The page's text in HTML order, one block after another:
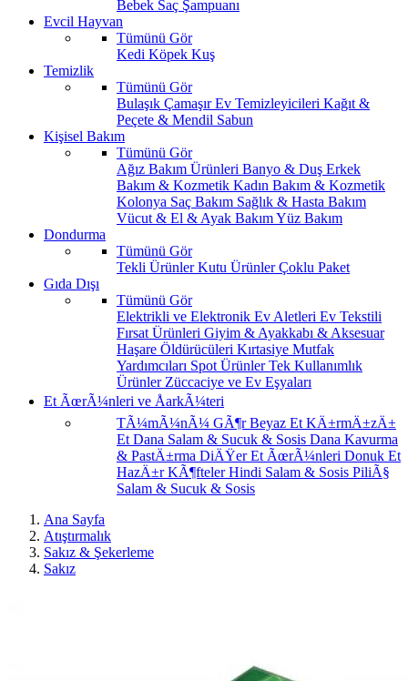
Bebek Saç Şampuanı
Evcil Hayvan
Tümünü Gör
Kedi Köpek Kuş
Temizlik
Tümünü Gör
Bulaşık ÇamaşırEv Temizleyicileri Kağıt &
Peçete & Mendil Sabun
Kişisel Bakım
Tümünü Gör
Ağız Bakım Ürünleri Banyo & Duş Erkek
Bakım & Kozmetik Kadın Bakım & Kozmetik
Kolonya Saç Bakım Sağlık & Hasta Bakım
Vücut & El & Ayak BakımYüz Bakım
Dondurma
Tümünü Gör
Tekli ÜrünlerKutu ÜrünlerÇoklu Paket
Gıda Dışı
Tümünü Gör
Elektrikli ve Elektronik Ev Aletleri Ev Tekstili
Fırsat Ürünleri Giyim & Ayakkabı & Aksesuar
Haşare Öldürücüleri Kırtasiye Mutfak
Yardımcıları Spot ÜrünlerTek Kullanımlık
Ürünler Züccaciye ve Ev Eşyaları
Et ÃœrÃ¼nleri ve ÅarkÃ¼teri
TÃ¼mÃ¼nÃ¼ GÃ¶rBeyaz Et KÄ±rmÄ±zÄ±
Et Dana Salam & Sucuk & Sosis Dana Kavurma
& PastÄ±rma DiÄŸer Et ÃœrÃ¼nleri Donuk Et
HazÄ±r KÃ¶ftelerHindi Salam & Sosis PiliÃ§
Salam & Sucuk & Sosis
Ana Sayfa
Atıştırmalık
Sakız & Şekerleme
Sakız